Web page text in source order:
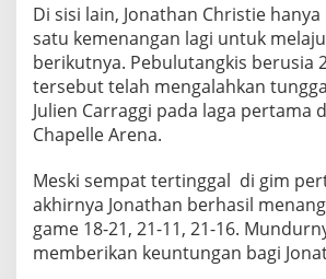
o
r
d
o
n
Di sisi lain, Jonathan Christie
satu kemenangan lagi untuk
berikutnya. Pebulutangkis berusia
tersebut telah mengalahkan
Julien Carraggi pada laga pertama
Chapelle Arena.
Meski sempat tertinggal di gim
akhirnya Jonathan berhasil
game 18-21, 21-11, 21-16.
memberikan keuntungan bagi